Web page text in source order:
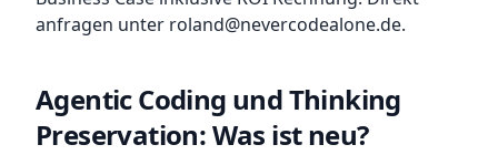
anfragen unter roland@nevercodealone.de.
Agentic Coding und Thinking
Preservation: Was ist neu?